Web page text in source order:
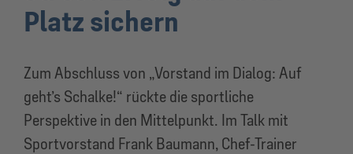
Platz sichern
Zum Abschluss von „Vorstand im Dialog: Auf
geht’s Schalke!“ rückte die sportliche
Perspektive in den Mittelpunkt. Im Talk mit
Sportvorstand Frank Baumann, Chef-Trainer